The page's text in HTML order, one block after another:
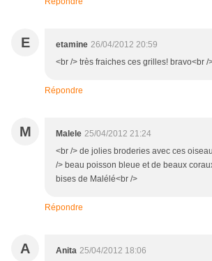
E etamine 26/04/2012 20:59
<br /> très fraiches ces grilles! bravo<br /
Répondre
M Malele 25/04/2012 21:24
<br /> de jolies broderies avec ces
/> beau poisson bleue et de beaux
bises de Malélé<br />
Répondre
A Anita 25/04/2012 18:06